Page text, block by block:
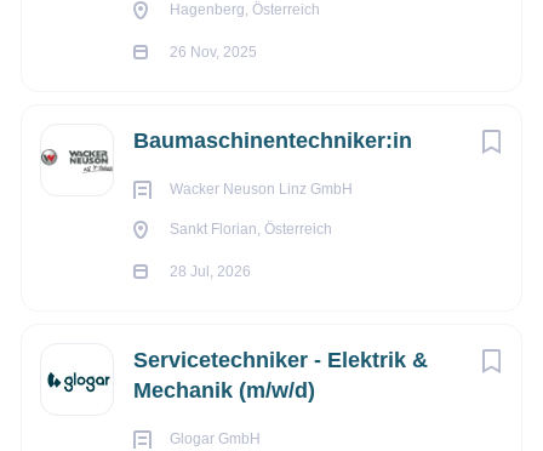
Hagenberg, Österreich
26 Nov, 2025
Baumaschinentechniker:in
Wacker Neuson Linz GmbH
Sankt Florian, Österreich
28 Jul, 2026
Servicetechniker - Elektrik &
Mechanik (m/w/d)
Glogar GmbH